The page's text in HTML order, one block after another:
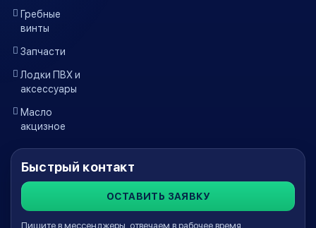
Гребные
винты
Запчасти
Лодки ПВХ и
аксессуары
Масло
акцизное
Быстрый контакт
ОСТАВИТЬ ЗАЯВКУ
Пишите в мессенджеры, отвечаем в рабочее время.